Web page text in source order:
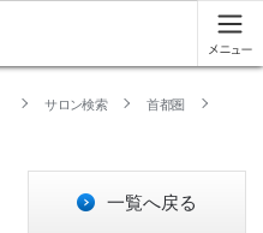
サロン検索
首都圏
一覧へ戻る